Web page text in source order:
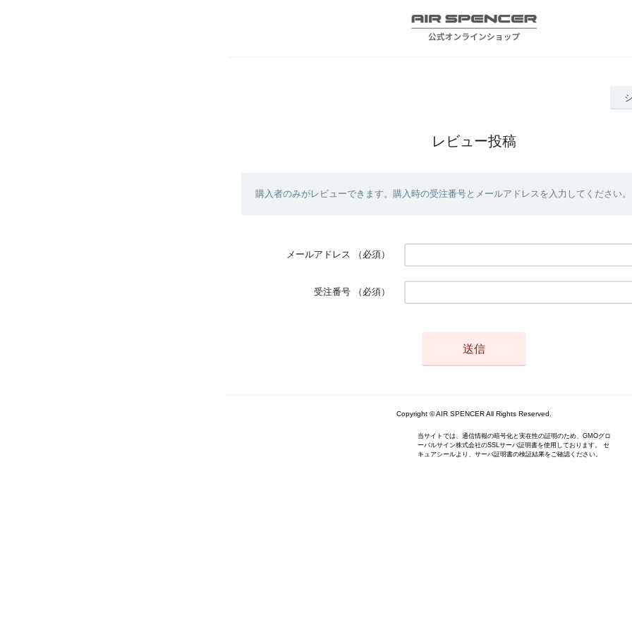
レビュー投稿
購入者のみがレビューできます。購入時の受注番号とメールアドレスを入力してください。
メールアドレス （必須）
受注番号 （必須）
Copyright © AIR SPENCER All Rights Reserved.
当サイトでは、通信情報の暗号化と実在性の証明のため、GMOグロ
ーバルサイン株式会社のSSLサーバ証明書を使用しております。 セ
キュアシールより、サーバ証明書の検証結果をご確認ください。